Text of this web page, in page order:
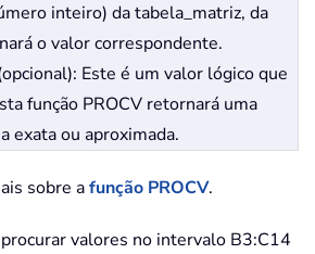
inteiro) da tabela_matriz, da
o valor correspondente.
Este é um valor lógico que
função PROCV retornará uma
exata ou aproximada.
sobre afunção PROCV.
valores no intervalo B3:C14